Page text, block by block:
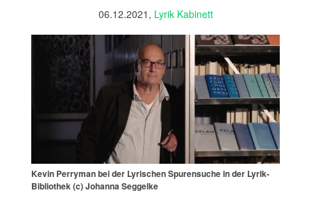
06.12.2021, Lyrik Kabinett
Kevin Perryman bei der Lyrischen Spurensuche in der Lyrik-
Bibliothek (c) Johanna Seggelke